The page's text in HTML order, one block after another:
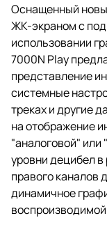
Оснащенный
ЖК-экраном с
использовании
7000N Play
представление
системные
треках и другие
на отображение
"аналоговой"
уровни децибел
правого каналов
динамичное